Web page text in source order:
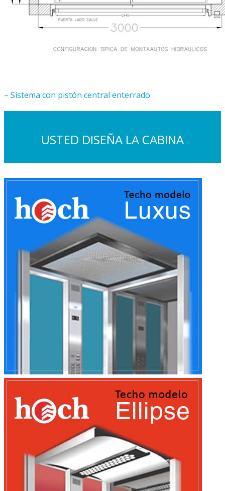
– Sistema con pistón central enterrado
USTED DISEÑA LA CABINA